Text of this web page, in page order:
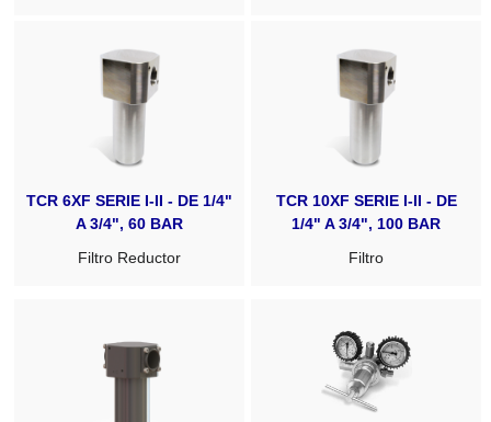
TCR 6XF SERIE I-II - DE 1/4"
A 3/4", 60 BAR
Filtro Reductor
TCR 10XF SERIE I-II - DE
1/4" A 3/4", 100 BAR
Filtro